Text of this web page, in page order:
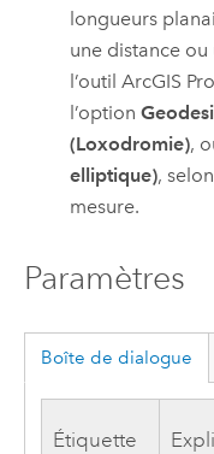
longueurs
une distance
l’outilArcGIS Pro
l’option
(Loxodromie),
elliptique),
mesure.
Paramètres
Boîte de dialogue
Étiquette